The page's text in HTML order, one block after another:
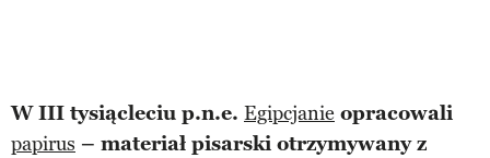
W III tysiącleciu p.n.e. Egipcjanie opracowali
papirus – materiał pisarski otrzymywany z